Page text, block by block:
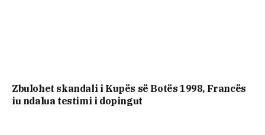
Zbulohet skandali i Kupës së Botës 1998, Francës
iu ndalua testimi i dopingut